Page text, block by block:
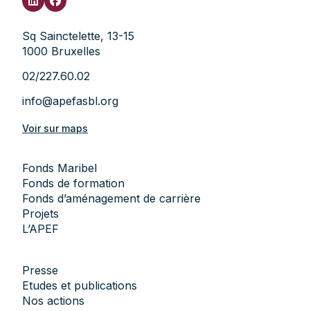
Sq Sainctelette, 13-15
1000 Bruxelles
02/227.60.02
info@apefasbl.org
Voir sur maps
Fonds Maribel
Fonds de formation
Fonds d’aménagement de carrière
Projets
L’APEF
Presse
Etudes et publications
Nos actions